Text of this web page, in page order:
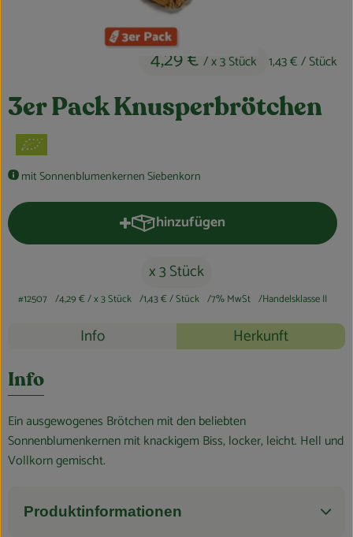
Haus, Garten & Co.
So geht’s
Über uns
Blog
3er Pack Knusperbrötchen
mit Sonnenblumenkernen Siebenkorn
4,29 € / x 3 Stück 1,43 €/ Stück
hinzufügen
Produkt zum Warenkorb
x 3 Stück
#12507 4,29 €/ x 3 Stück 1,43 €/ Stück 7% MwSt Handelsklasse II
Rezepte
Info Herkunft
Info
Ein ausgewogenes Brötchen mit den beliebten
Sonnenblumenkernen mit knackigem Biss, locker, leicht. Hell und
Vollkorn gemischt.
Produktinformationen